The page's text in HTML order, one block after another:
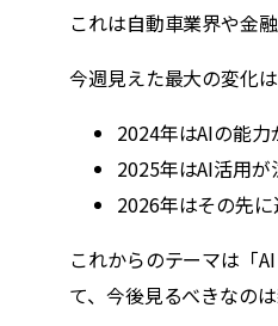
これは自動車業界や金
今週見えた最大の変化
2024年はAIの能
2025年はAI活用が
2026年はその先
これからのテーマは「
て、今後見るべきなの